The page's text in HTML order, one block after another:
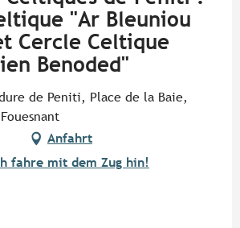
"Ar Bleuniou
Cercle Celtique
Benoded"
de Peniti, Place de la Baie,
Anfahrt
fahre mit dem Zug hin!